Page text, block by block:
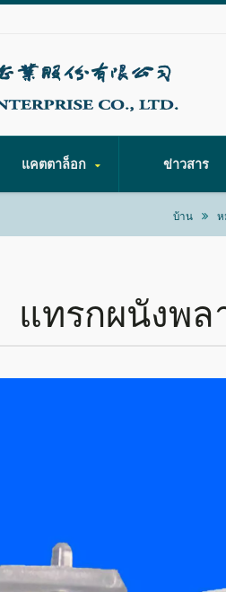
แคตตาล็อก ข่าวสาร
บ้าน ห
แทรกผนังพล